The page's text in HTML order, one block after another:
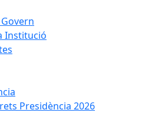
Institució
Presidència 2026